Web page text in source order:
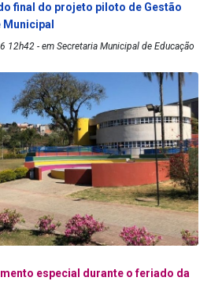
final do projeto piloto de Gestão
Municipal
- em Secretaria Municipal de Educação
especial durante o feriado da